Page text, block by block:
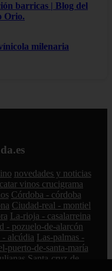
barricas | Blog del
Orio.
milenaria
novedades y noticias
vinos crucigrama
Córdoba - córdoba
Ciudad-real - montiel
La-rioja - casalarreina
- pozuelo-de-alarcón
- alcúdia Las-palmas -
puerto-de-santa-maría
Santa-cruz-de-